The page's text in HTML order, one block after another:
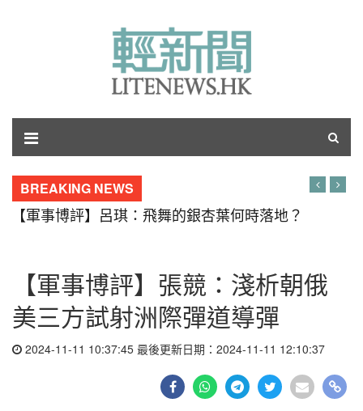
BREAKING NEWS
【軍事博評】呂琪：飛舞的銀杏葉何時落地？
【軍事博評】張競：淺析朝俄
美三方試射洲際彈道導彈
2024-11-11 10:37:45 最後更新日期：2024-11-11 12:10:37